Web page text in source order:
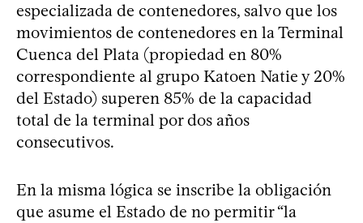
especializada de contenedores, salvo que los
movimientos de contenedores en la Terminal
Cuenca del Plata (propiedad en 80%
correspondiente al grupo Katoen Natie y 20%
del Estado) superen 85% de la capacidad
total de la terminal por dos años
consecutivos.
En la misma lógica se inscribe la obligación
que asume el Estado de no permitir “la